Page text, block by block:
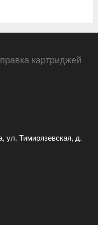
Заправка от 2
картриджей
ул. Тимирязевская, д.